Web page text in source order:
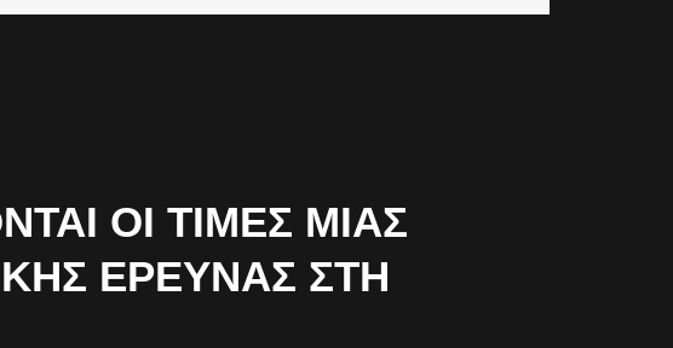
ΟΙ ΤΙΜΈΣ ΜΙΑΣ
ΈΡΕΥΝΑΣ ΣΤΗ